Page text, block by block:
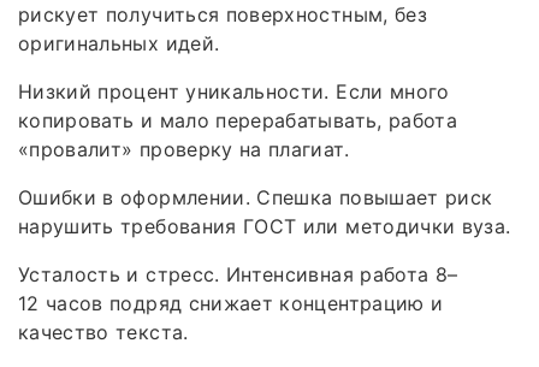
рискует получиться поверхностным, без
оригинальных идей.
Низкий процент уникальности. Если много
копировать и мало перерабатывать, работа
«провалит» проверку на плагиат.
Ошибки в оформлении. Спешка повышает риск
нарушить требования ГОСТ или методички вуза.
Усталость и стресс. Интенсивная работа 8–
12 часов подряд снижает концентрацию и
качество текста.